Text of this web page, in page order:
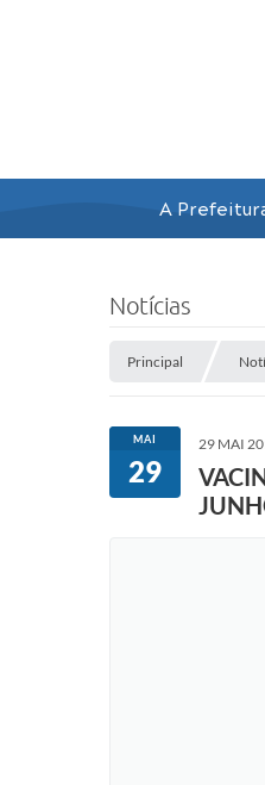
A
Notícias
Principal
MAI
29
29 MAI